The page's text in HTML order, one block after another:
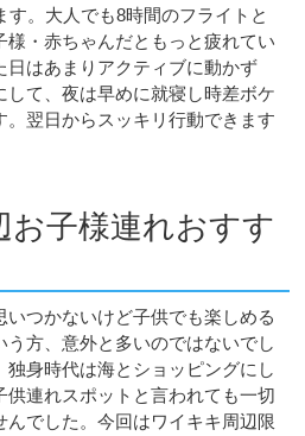
す。大人でも8時間のフライトと
・赤ちゃんだともっと疲れてい
日はあまりアクティブに動かず
して、夜は早めに就寝し時差ボケ
翌日からスッキリ行動できます
お子様連れおすす
つかないけど子供でも楽しめる
方、意外と多いのではないでし
独身時代は海とショッピングにし
連れスポットと言われても一切
んでした。今回はワイキキ周辺限